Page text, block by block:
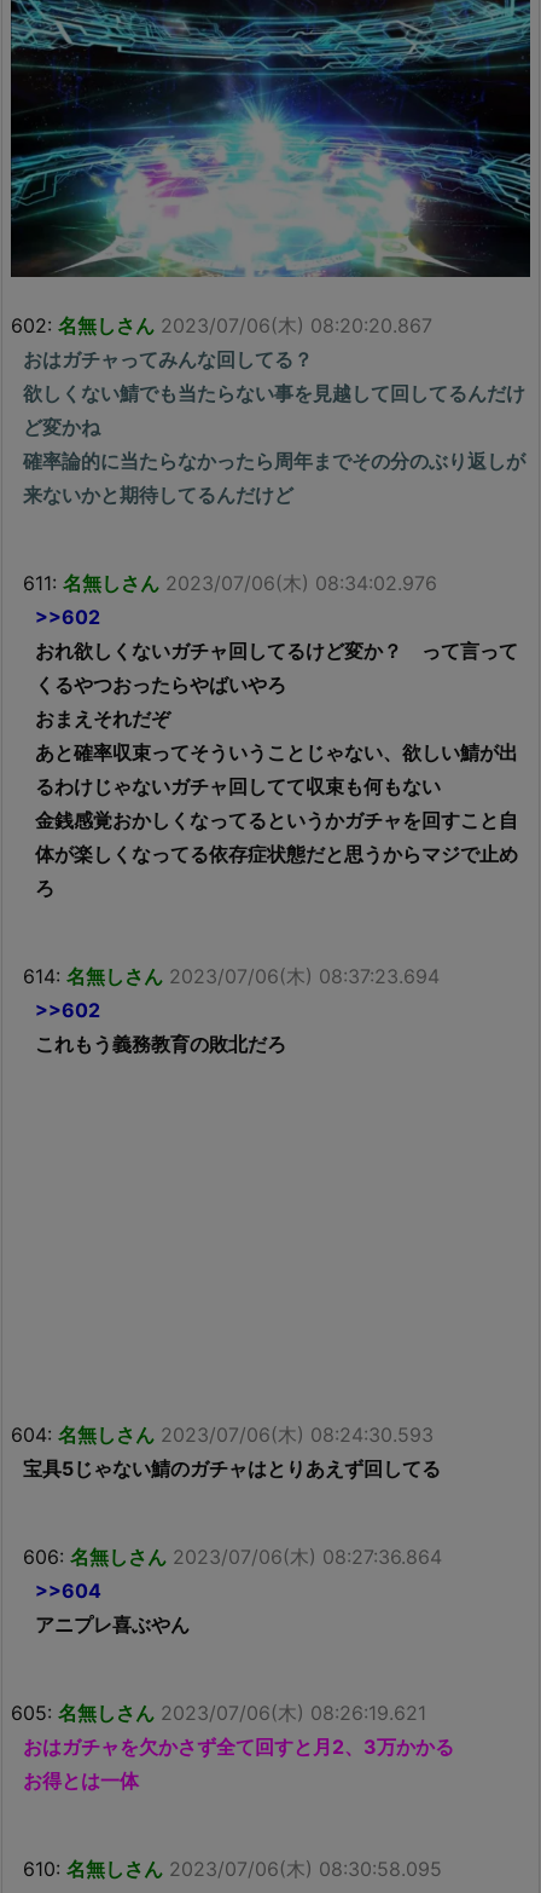
602: 名無しさん 2023/07/06(木) 08:20:20.867
おはガチャってみんな回してる？
欲しくない鯖でも当たらない事を見越して回してるんだけ
ど変かね
確率論的に当たらなかったら周年までその分のぶり返しが
来ないかと期待してるんだけど
611: 名無しさん 2023/07/06(木) 08:34:02.976
>>602
おれ欲しくないガチャ回してるけど変か？ って言って
くるやつおったらやばいやろ
おまえそれだぞ
あと確率収束ってそういうことじゃない、欲しい鯖が出
るわけじゃないガチャ回してて収束も何もない
金銭感覚おかしくなってるというかガチャを回すこと自
体が楽しくなってる依存症状態だと思うからマジで止め
ろ
614: 名無しさん 2023/07/06(木) 08:37:23.694
>>602
これもう義務教育の敗北だろ
604: 名無しさん 2023/07/06(木) 08:24:30.593
宝具5じゃない鯖のガチャはとりあえず回してる
606: 名無しさん 2023/07/06(木) 08:27:36.864
>>604
アニプレ喜ぶやん
605: 名無しさん 2023/07/06(木) 08:26:19.621
おはガチャを欠かさず全て回すと月2、3万かかる
お得とは一体
610: 名無しさん 2023/07/06(木) 08:30:58.095